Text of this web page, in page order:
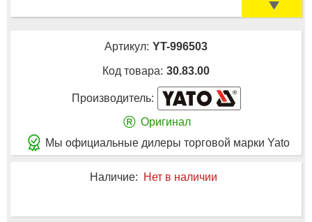
Артикул: YT-996503
Код товара: 30.83.00
Производитель:
® Оригинал
Мы официальные дилеры торговой марки Yato
Наличие: Нет в наличии